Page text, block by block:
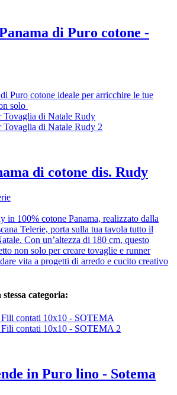
di Puro cotone -
Puro cotone ideale per arricchire le tue
solo
di cotone dis. Rudy
in 100% cotone Panama, realizzato dalla
Telerie, porta sulla tua tavola tutto il
Con un’altezza di 180 cm, questo
non solo per creare tovaglie e runner
vita a progetti di arredo e cucito creativo
categoria:
in Puro lino - Sotema